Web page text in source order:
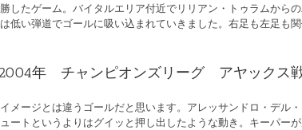
したゲーム。バイタルエリア付近でリリアン・トゥラムから
低い弾道でゴールに吸い込まれていきました。右足も左足も
年 チャンピオンズリーグ アヤックス
メージとは違うゴールだと思います。アレッサンドロ・デル
ートというよりはグイッと押し出したような動き。キーパー